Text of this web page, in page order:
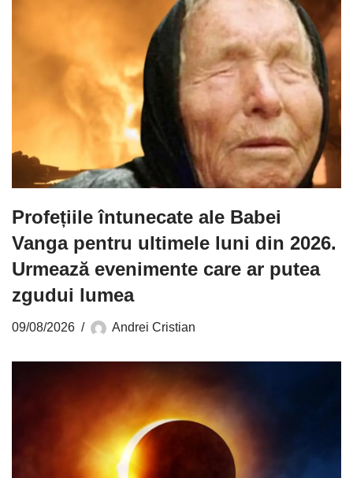
Profețiile întunecate ale Babei
Vanga pentru ultimele luni din 2026.
Urmează evenimente care ar putea
zgudui lumea
09/08/2026 Andrei Cristian